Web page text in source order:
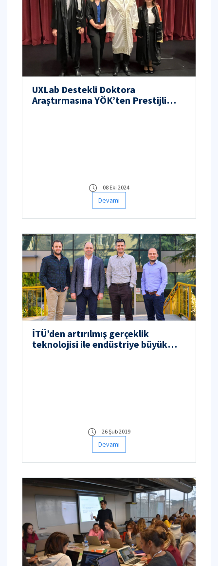
UXLab Destekli Doktora
Araştırmasına YÖK’ten Prestijli
08 Eki 2024
Devamı
İTÜ’den artırılmış gerçeklik
teknolojisi ile endüstriye büyük
26 Şub 2019
Devamı